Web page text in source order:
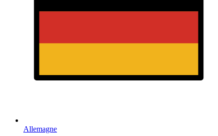
Allemagne